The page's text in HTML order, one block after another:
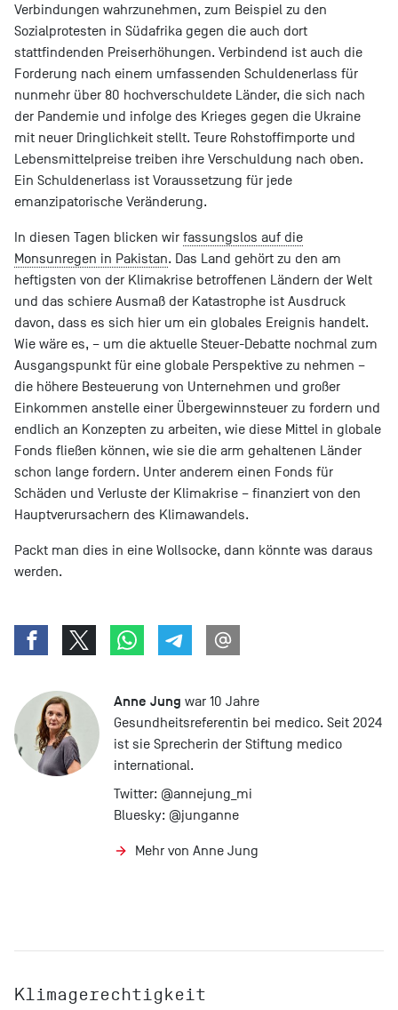
Verbindungen wahrzunehmen, zum Beispiel zu den
Sozialprotesten in Südafrika gegen die auch dort
stattfindenden Preiserhöhungen. Verbindend ist auch die
Forderung nach einem umfassenden Schuldenerlass für
nunmehr über 80 hochverschuldete Länder, die sich nach
der Pandemie und infolge des Krieges gegen die Ukraine
mit neuer Dringlichkeit stellt. Teure Rohstoffimporte und
Lebensmittelpreise treiben ihre Verschuldung nach oben.
Ein Schuldenerlass ist Voraussetzung für jede
emanzipatorische Veränderung.
In diesen Tagen blicken wir fassungslos auf die
Monsunregen in Pakistan. Das Land gehört zu den am
heftigsten von der Klimakrise betroffenen Ländern der Welt
und das schiere Ausmaß der Katastrophe ist Ausdruck
davon, dass es sich hier um ein globales Ereignis handelt.
Wie wäre es, – um die aktuelle Steuer-Debatte nochmal zum
Ausgangspunkt für eine globale Perspektive zu nehmen –
die höhere Besteuerung von Unternehmen und großer
Einkommen anstelle einer Übergewinnsteuer zu fordern und
endlich an Konzepten zu arbeiten, wie diese Mittel in globale
Fonds fließen können, wie sie die arm gehaltenen Länder
schon lange fordern. Unter anderem einen Fonds für
Schäden und Verluste der Klimakrise – finanziert von den
Hauptverursachern des Klimawandels.
Packt man dies in eine Wollsocke, dann könnte was daraus
werden.
Anne Jung war 10 Jahre
Gesundheitsreferentin bei medico. Seit 2024
ist sie Sprecherin der Stiftung medico
international.
Twitter: @annejung_mi
Bluesky: @junganne
Mehr von Anne Jung
Klimagerechtigkeit